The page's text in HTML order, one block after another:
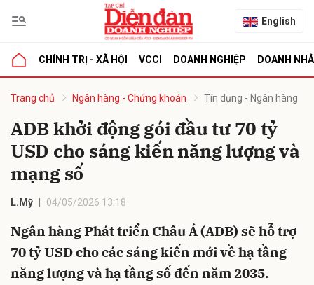
English
CHÍNH TRỊ - XÃ HỘI VCCI DOANH NGHIỆP DOANH
Trang chủ Ngân hàng - Chứng khoán Tín dụng - Ngân hàng
ADB khởi động gói đầu tư 70 tỷ
USD cho sáng kiến năng lượng và
mạng số
L.Mỹ 04/05/2026 13:18
Ngân hàng Phát triển Châu Á (ADB) sẽ hỗ trợ
70 tỷ USD cho các sáng kiến mới về hạ tầng
năng lượng và hạ tầng số đến năm 2035.
luận
Hủy